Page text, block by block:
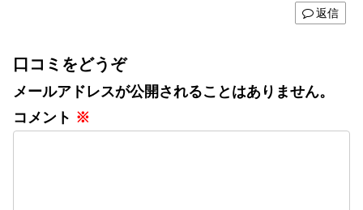
返信
口コミをどうぞ
メールアドレスが公開されることはありません。
コメント ※